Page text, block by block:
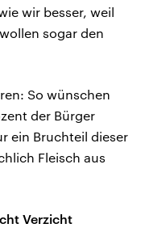
wir besser, weil
sogar den
So wünschen
der Bürger
ein Bruchteil dieser
Fleisch aus
Verzicht